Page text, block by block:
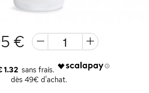
€
1.32
dès 49€ d'achat.